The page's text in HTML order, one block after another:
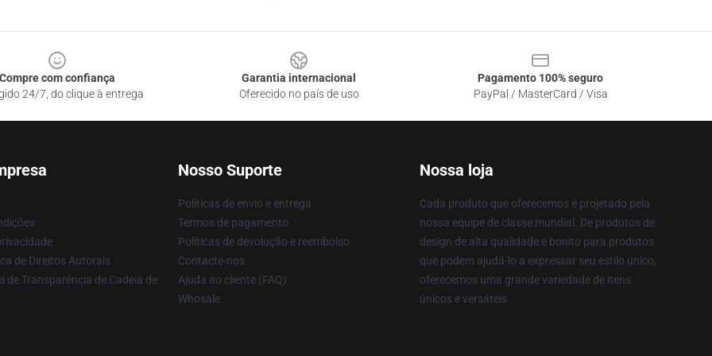
Compre com confiança
24/7, do clique à entrega
Garantia internacional
Oferecido no país de uso
Pagamento 100% seguro
PayPal / MasterCard / Visa
de Direitos Autorais
de Transparência de Cadeia de
Nosso Suporte
Políticas de envio e entrega
Termos de pagamento
Políticas de devolução e reembolso
Contacte-nos
Ajuda ao cliente (FAQ)
Whosale
Nossa loja
Cada produto que oferecemos é projetado pela
nossa equipe de classe mundial. De produtos de
design de alta qualidade e bonito para produtos
que podem ajudá-lo a expressar seu estilo único,
oferecemos uma grande variedade de itens
únicos e versáteis.